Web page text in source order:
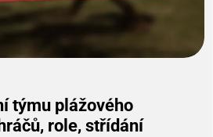
týmu plážového
role, střídání